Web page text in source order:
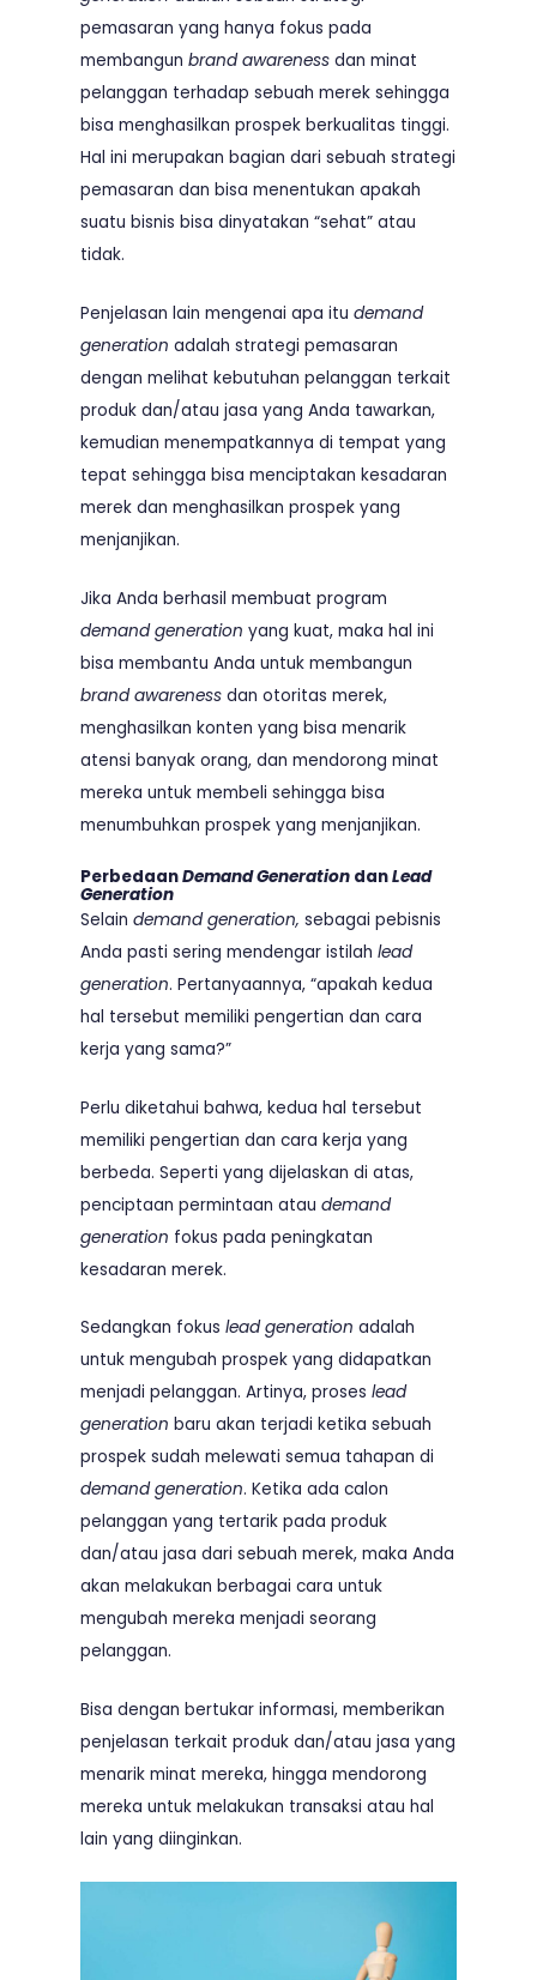
pemasaran yang hanya fokus pada
membangun brand awareness dan minat
pelanggan terhadap sebuah merek sehingga
bisa menghasilkan prospek berkualitas tinggi.
Hal ini merupakan bagian dari sebuah strategi
pemasaran dan bisa menentukan apakah
suatu bisnis bisa dinyatakan “sehat” atau
tidak.
Penjelasan lain mengenai apa itu demand
generation adalah strategi pemasaran
dengan melihat kebutuhan pelanggan terkait
produk dan/atau jasa yang Anda tawarkan,
kemudian menempatkannya di tempat yang
tepat sehingga bisa menciptakan kesadaran
merek dan menghasilkan prospek yang
menjanjikan.
Jika Anda berhasil membuat program
demand generation yang kuat, maka hal ini
bisa membantu Anda untuk membangun
brand awarenessdan otoritas merek,
menghasilkan konten yang bisa menarik
atensi banyak orang, dan mendorong minat
mereka untuk membeli sehingga bisa
menumbuhkan prospek yang menjanjikan.
PerbedaanDemand Generation danLead
Generation
Selain demand generation, sebagai pebisnis
Anda pasti sering mendengar istilah lead
generation. Pertanyaannya, “apakah kedua
hal tersebut memiliki pengertian dan cara
kerja yang sama?”
Perlu diketahui bahwa, kedua hal tersebut
memiliki pengertian dan cara kerja yang
berbeda. Seperti yang dijelaskan di atas,
penciptaan permintaan atau demand
generation fokus pada peningkatan
kesadaran merek.
Sedangkan fokus lead generation adalah
untuk mengubah prospek yang didapatkan
menjadi pelanggan. Artinya, proses lead
generation baru akan terjadi ketika sebuah
prospek sudah melewati semua tahapan di
demand generation. Ketika ada calon
pelanggan yang tertarik pada produk
dan/atau jasa dari sebuah merek, maka Anda
akan melakukan berbagai cara untuk
mengubah mereka menjadi seorang
pelanggan.
Bisa dengan bertukar informasi, memberikan
penjelasan terkait produk dan/atau jasa yang
menarik minat mereka, hingga mendorong
mereka untuk melakukan transaksi atau hal
lain yang diinginkan.